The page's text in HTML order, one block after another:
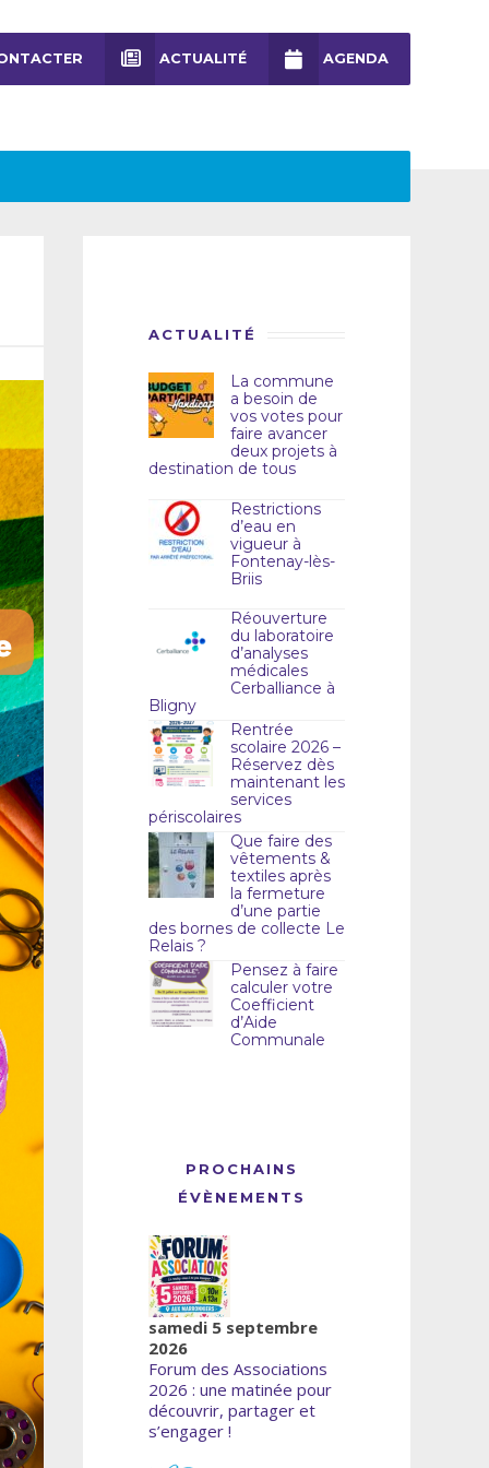
ACTUALITÉ AGENDA
ACTUALITÉ
La commune
a besoin de
vos votes pour
faire avancer
deux projets à
destination de tous
Restrictions
d’eau en
vigueur à
Fontenay-lès-
Briis
Réouverture
du laboratoire
d’analyses
médicales
Cerballiance à
Bligny
Rentrée
scolaire 2026 –
Réservez dès
maintenant les
services
périscolaires
Que faire des
vêtements &
textiles après
la fermeture
d’une partie
des bornes de collecte Le
Relais ?
Pensez à faire
calculer votre
Coefficient
d’Aide
Communale
PROCHAINS
ÉVÈNEMENTS
samedi 5 septembre
2026
Forum des Associations
2026 : une matinée pour
découvrir, partager et
s’engager !